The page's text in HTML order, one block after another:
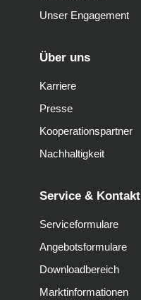
Unser Engagement
Über uns
Karriere
Presse
Kooperationspartner
Nachhaltigkeit
Service & Kontakt
Serviceformulare
Angebotsformulare
Downloadbereich
Marktinformationen